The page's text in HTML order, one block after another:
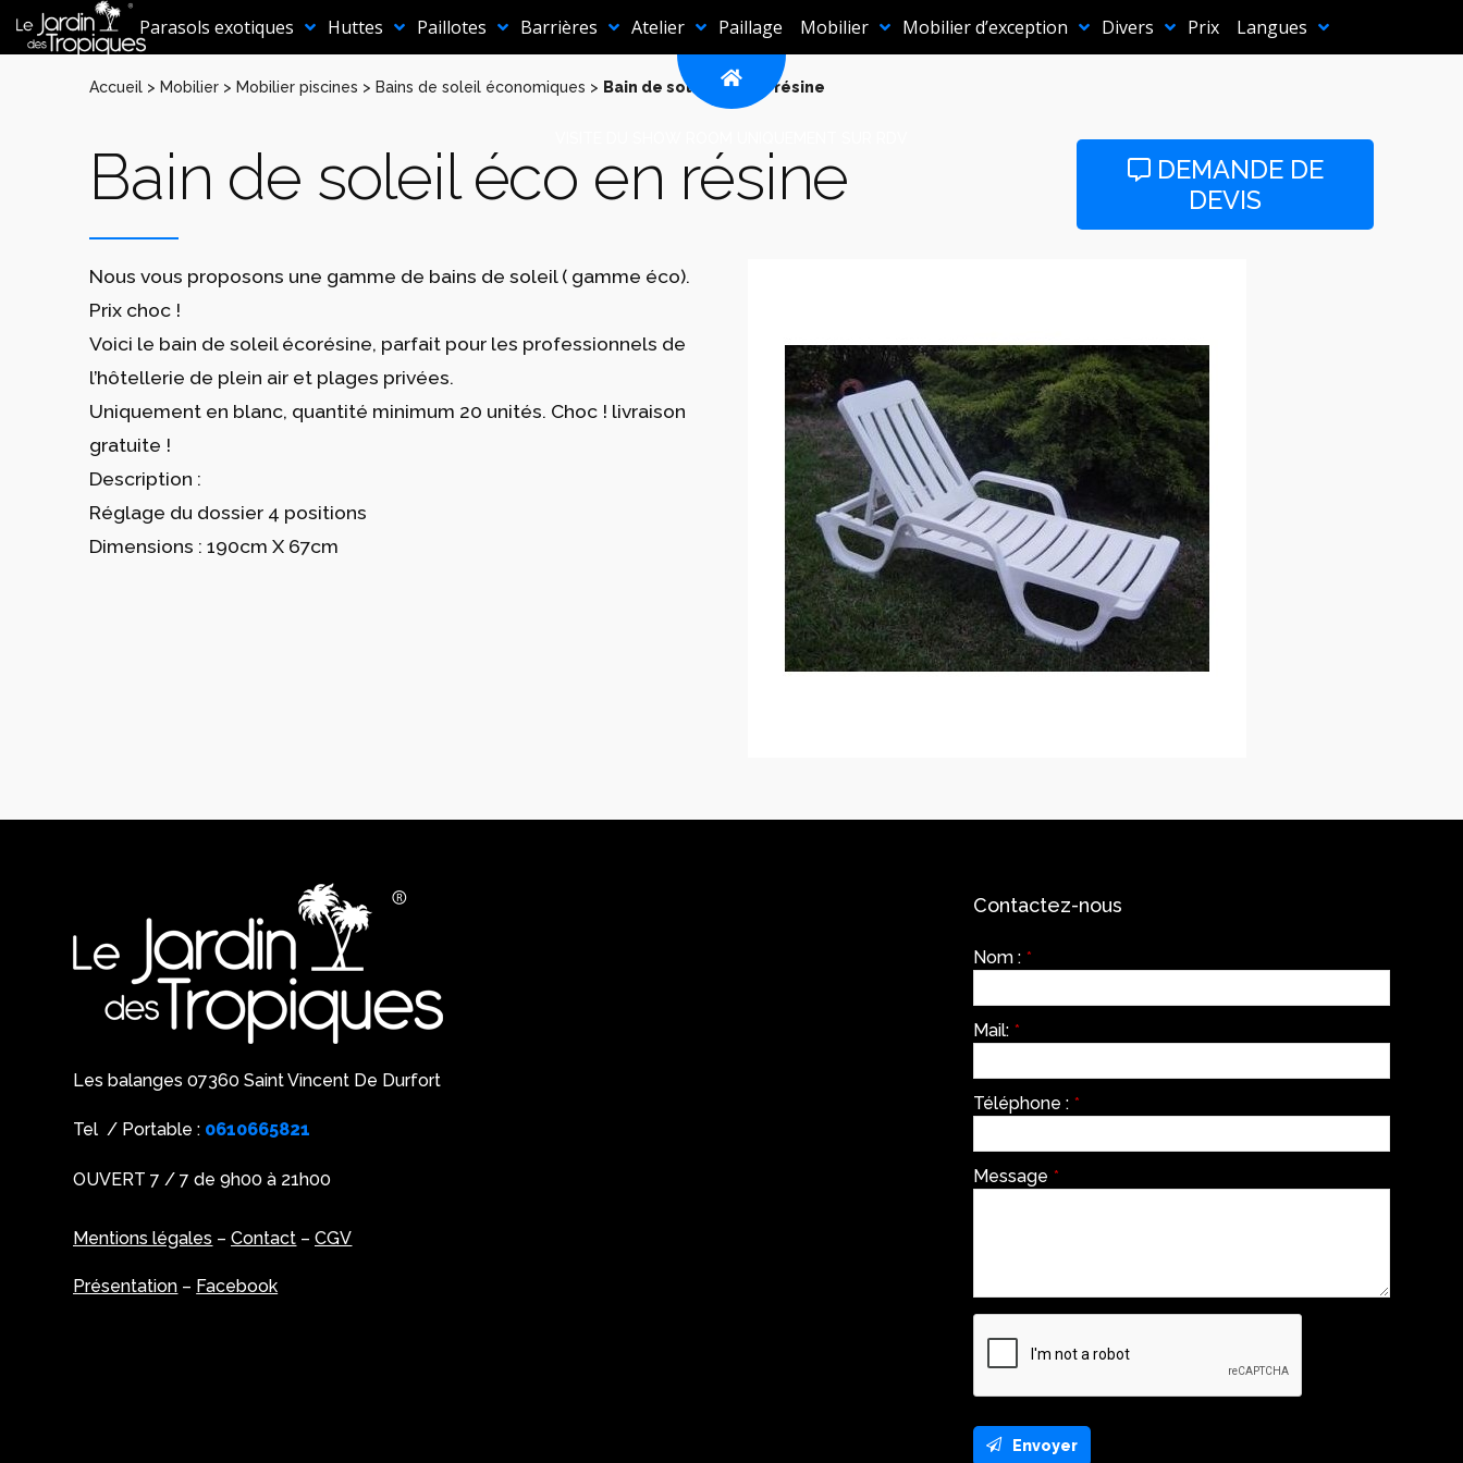
Aller
au
contenu
Parasols exotiques Huttes Paillotes Barrières Atelier Paillage Mobilier Mobilier d’exception Divers Prix Langues
Accueil > Mobilier > Mobilier piscines > Bains de soleil économiques > Bain de soleil éco en résine
Bain de soleil éco en résine
DEMANDE DE
DEVIS
Nous vous proposons une gamme de bains de soleil ( gamme éco).
Prix choc !
Voici le bain de soleil écorésine, parfait pour les professionnels de
l’hôtellerie de plein air et plages privées.
Uniquement en blanc, quantité minimum 20 unités. Choc ! livraison
gratuite !
Description :
Réglage du dossier 4 positions
Dimensions : 190cm X 67cm
Les balanges 07360 Saint Vincent De Durfort
Tel / Portable : 0610665821
OUVERT 7 / 7 de 9h00 à 21h00
Mentions légales –Contact –CGV
Présentation – Facebook
Contactez-nous
Nom : *
Mail: *
Téléphone : *
Message *
Envoyer